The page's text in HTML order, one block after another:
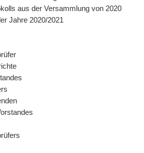
aus der Versammlung von 2020
Jahre 2020/2021